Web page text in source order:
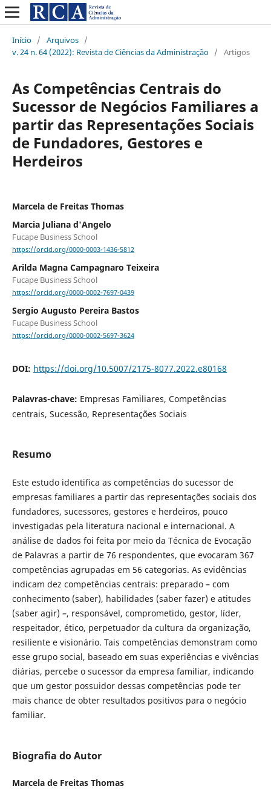
Início / Arquivos /
v. 24 n. 64 (2022): Revista de Ciências da Administração / Artigos
As Competências Centrais do
Sucessor de Negócios Familiares a
partir das Representações Sociais
de Fundadores, Gestores e
Herdeiros
Marcela de Freitas Thomas
Marcia Juliana d'Angelo
Fucape Business School
https://orcid.org/0000-0003-1436-5812
Arilda Magna Campagnaro Teixeira
Fucape Business School
https://orcid.org/0000-0002-7697-0439
Sergio Augusto Pereira Bastos
Fucape Business School
https://orcid.org/0000-0002-5697-3624
DOI: https://doi.org/10.5007/2175-8077.2022.e80168
Palavras-chave: Empresas Familiares, Competências
centrais, Sucessão, Representações Sociais
Resumo
Este estudo identifica as competências do sucessor de
empresas familiares a partir das representações sociais dos
fundadores, sucessores, gestores e herdeiros, pouco
investigadas pela literatura nacional e internacional. A
análise de dados foi feita por meio da Técnica de Evocação
de Palavras a partir de 76 respondentes, que evocaram 367
competências agrupadas em 56 categorias. As evidências
indicam dez competências centrais: preparado – com
conhecimento (saber), habilidades (saber fazer) e atitudes
(saber agir) –, responsável, comprometido, gestor, líder,
respeitador, ético, perpetuador da cultura da organização,
resiliente e visionário. Tais competências demonstram como
esse grupo social, baseado em suas experiências e vivências
diárias, percebe o sucessor da empresa familiar, indicando
que um gestor possuidor dessas competências pode ter
mais chance de obter resultados positivos para o negócio
familiar.
Biografia do Autor
Marcela de Freitas Thomas